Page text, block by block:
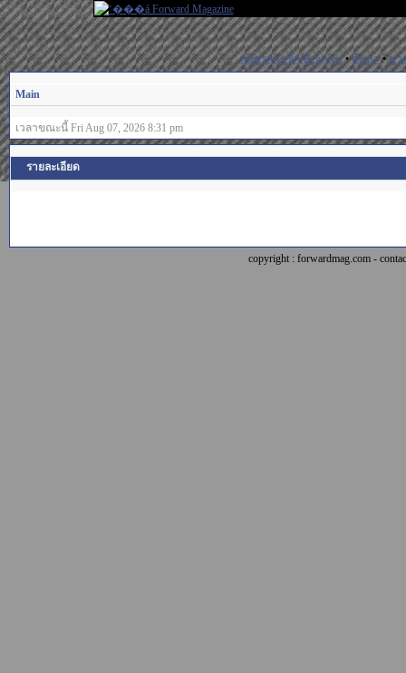
สมัครสมาชิก(Register)•ค้นหา•ช่ว
Main
เวลาขณะนี้ Fri Aug 07, 2026 8:31 pm
รายละเอียด
copyright : forwardmag.com -